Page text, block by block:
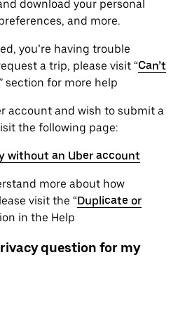
download your personal
and more.
you’re having trouble
a trip, please visit “Can’t
” section for more help
account and wish to submit a
the following page:
without an Uber account
more about how
visit the “Duplicate or
in the Help
question for my